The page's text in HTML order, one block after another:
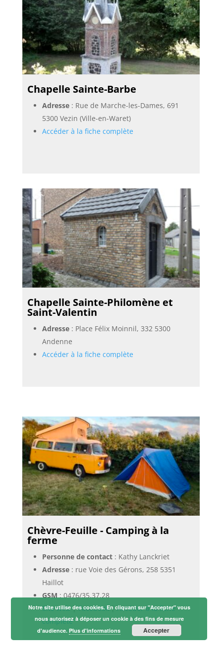
Chapelle Sainte-Barbe
Adresse: Rue de Marche-les-Dames, 691
5300 Vezin (Ville-en-Waret)
Accéder à la fiche complète
Chapelle Sainte-Philomène et
Saint-Valentin
Adresse: Place Félix Moinnil, 332 5300
Andenne
Accéder à la fiche complète
Chèvre-Feuille - Camping à la
ferme
Personne de contact: Kathy Lanckriet
Adresse: rue Voie des Gérons, 258 5351
Haillot
GSM:0476/35.37.28
Site web|Facebook|Accéder à la fiche
complète
Notre site utilise des cookies. En cliquant sur "Accepter" vous
nous autorisez à déposer un cookie à des fins de mesure
d'audience. Plus d'informations Accepter